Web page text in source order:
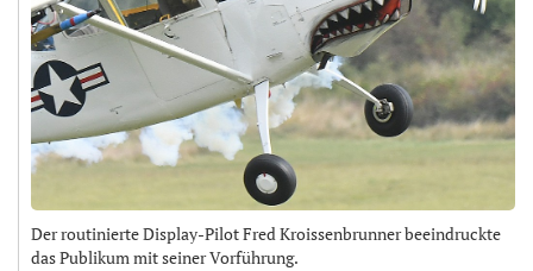
Der routinierte Display-Pilot Fred Kroissenbrunner beeindruckte
das Publikum mit seiner Vorführung.